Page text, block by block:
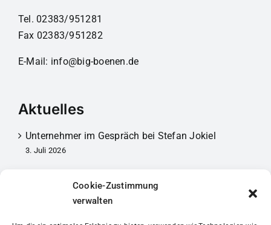
Cookie-Zustimmung
verwalten
Tel. 02383/951281
Fax 02383/951282
E-Mail: info@big-boenen.de
Aktuelles
Unternehmer im Gespräch bei Stefan Jokiel
3. Juli 2026
Unternehmer im Gespräch bei Förster